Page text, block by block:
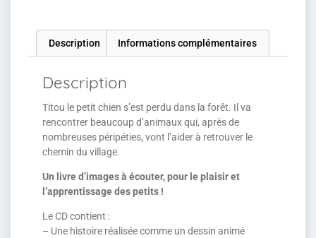
Description Informations complémentaires
Description
Titou le petit chien s’est perdu dans la forêt. Il va
rencontrer beaucoup d’animaux qui, après de
nombreuses péripéties, vont l’aider à retrouver le
chemin du village.
Un livre d’images à écouter, pour le plaisir et
l’apprentissage des petits !
Le CD contient :
– Une histoire réalisée comme un dessin animé